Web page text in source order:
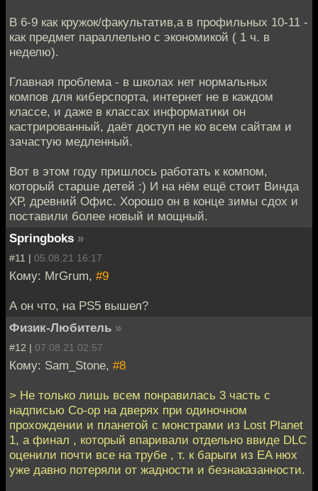
В 6-9 как кружок/факультатив,а в профильных 10-11 -
как предмет параллельно с экономикой ( 1 ч. в
неделю).
Главная проблема - в школах нет нормальных
компов для киберспорта, интернет не в каждом
классе, и даже в классах информатики он
кастрированный, даёт доступ не ко всем сайтам и
зачастую медленный.
Вот в этом году пришлось работать к компом,
который старше детей :) И на нём ещё стоит Винда
ХР, древний Офис. Хорошо он в конце зимы сдох и
поставили более новый и мощный.
Springboks »
#11 | 05.08.21 16:17
Кому: MrGrum, #9
А он что, на PS5 вышел?
Физик-Любитель »
#12 | 07.08.21 02:57
Кому: Sam_Stone, #8
> Не только лишь всем понравилась 3 часть с
надписью Co-op на дверях при одиночном
прохождении и планетой с монстрами из Lost Planet
1, а финал , который впаривали отдельно ввиде DLC
оценили почти все на трубе , т. к барыги из EA нюх
уже давно потеряли от жадности и безнаказанности.